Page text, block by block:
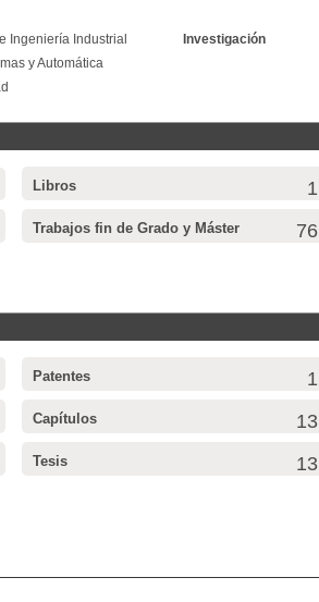
Ingeniería Industrial
y Automática
Investigación
Libros 1
Trabajos fin de Grado y Máster 76
Patentes 1
Capítulos 13
Tesis 13